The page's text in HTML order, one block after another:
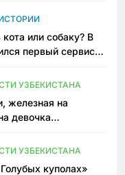
или собаку? В
первый сервис
УЗБЕКИСТАНА
железная на
девочка
УЗБЕКИСТАНА
куполах»